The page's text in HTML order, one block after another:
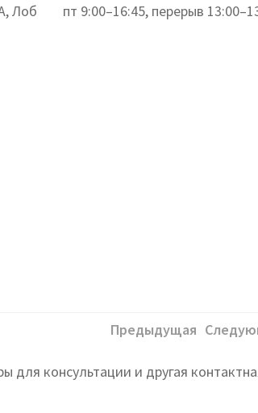
Лоб
пт 9:00–16:45, перерыв
Предыдущая
для консультации и другая